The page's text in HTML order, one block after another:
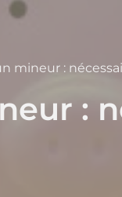
mineur :
: